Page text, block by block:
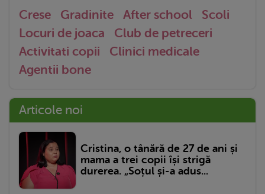
Crese Gradinite After school
Scoli
Locuri de joaca
Club de petreceri
Activitati copii
Clinici medicale
Agentii bone
Articole noi
Cristina, o tânără de 27 de ani și
mama a trei copii își strigă
durerea. „Soțul și-a adus...